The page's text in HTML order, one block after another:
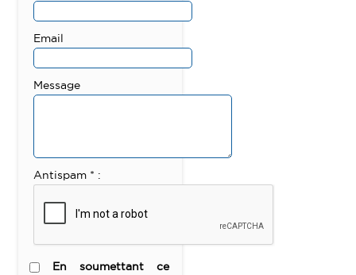
Email
Message
Antispam * :
En soumettant ce